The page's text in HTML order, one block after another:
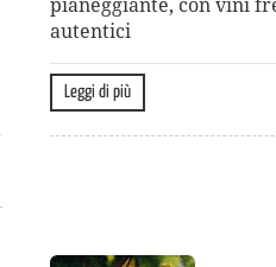
pianeggiante, con vini
autentici
Leggi di più